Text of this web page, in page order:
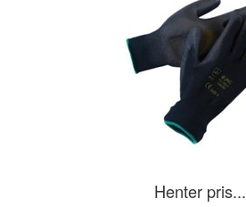
Henter pris...